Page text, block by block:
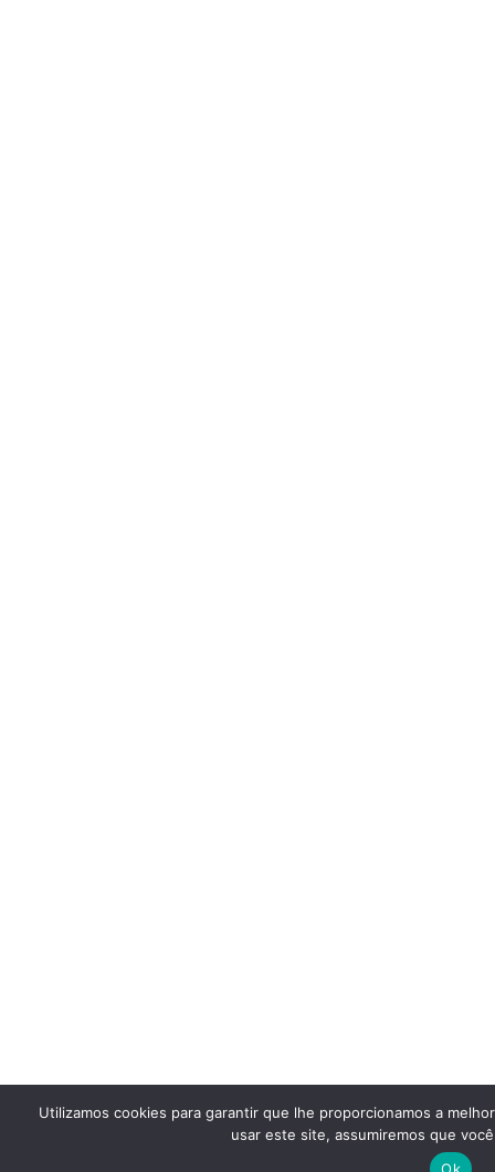
Utilizamos cookies para garantir que lhe proporcionamos a
usar este site, assumiremos que
Ok